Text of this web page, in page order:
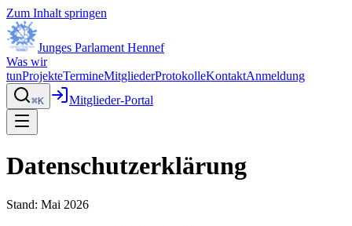
Zum Inhalt springen
Junges Parlament Hennef
Was wir
tunProjekteTermineMitgliederProtokolleKontaktAnmeldung
⌘K Mitglieder-Portal
Datenschutzerklärung
Stand: Mai 2026